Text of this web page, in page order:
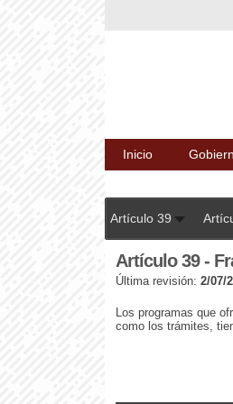
Inicio
Artículo 39
Artículo 39 -
Última revisión: 2/07/
Los programas que
como los trámites,